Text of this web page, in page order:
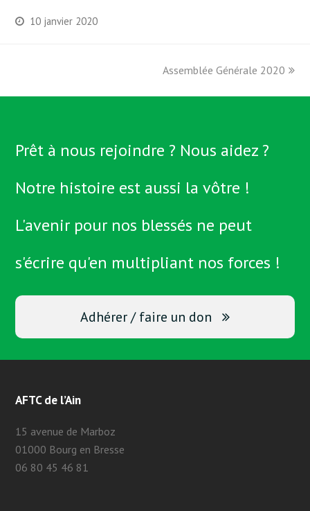
10 janvier 2020
next
Assemblée Générale 2020
Prêt à nous rejoindre ? Nous aidez ?
Notre histoire est aussi la vôtre !
L'avenir pour nos blessés ne peut
s'écrire qu'en multipliant nos forces !
Adhérer / faire un don
AFTC de l’Ain
15 avenue de Marboz
01000 Bourg en Bresse
06 80 45 46 81